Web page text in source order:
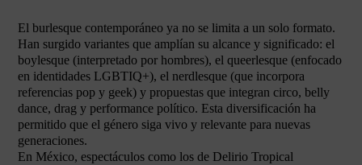
El burlesque contemporáneo ya no se limita a un solo formato.
Han surgido variantes que amplían su alcance y significado: el
boylesque (interpretado por hombres), el queerlesque (enfocado
en identidades LGBTIQ+), el nerdlesque (que incorpora
referencias pop y geek) y propuestas que integran circo, belly
dance, drag y performance político. Esta diversificación ha
permitido que el género siga vivo y relevante para nuevas
generaciones.
En México, espectáculos como los de Delirio Tropical